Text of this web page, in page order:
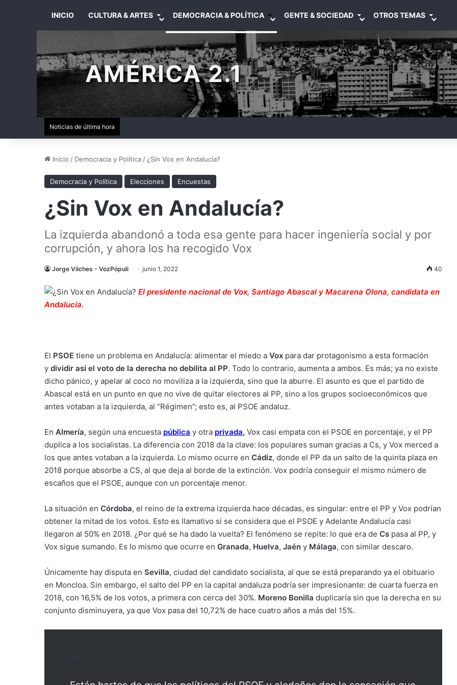
INICIO CULTURA & ARTES DEMOCRACIA & POLÍTICA GENTE & SOCIEDAD OTROS TEMAS
AMÉRICA 2.1
Noticias de última hora
Inicio / Democracia y Política / ¿Sin Vox en Andalucía?
Democracia y Política Elecciones Encuestas
¿Sin Vox en Andalucía?
La izquierda abandonó a toda esa gente para hacer ingeniería social y por
corrupción, y ahora los ha recogido Vox
Jorge Vilches - VozPópuli junio 1, 2022 40
El presidente nacional de Vox, Santiago Abascal y Macarena Olona, candidata en
Andalucía.
El PSOE tiene un problema en Andalucía: alimentar el miedo a Vox para dar protagonismo a esta formación
y dividir así el voto de la derecha no debilita al PP. Todo lo contrario, aumenta a ambos. Es más; ya no existe
dicho pánico, y apelar al coco no moviliza a la izquierda, sino que la aburre. El asunto es que el partido de
Abascal está en un punto en que no vive de quitar electores al PP, sino a los grupos socioeconómicos que
antes votaban a la izquierda, al “Régimen”; esto es, al PSOE andaluz.
En Almería, según una encuesta pública y otra privada, Vox casi empata con el PSOE en porcentaje, y el PP
duplica a los socialistas. La diferencia con 2018 da la clave: los populares suman gracias a Cs, y Vox merced a
los que antes votaban a la izquierda. Lo mismo ocurre en Cádiz, donde el PP da un salto de la quinta plaza en
2018 porque absorbe a CS, al que deja al borde de la extinción. Vox podría conseguir el mismo número de
escaños que el PSOE, aunque con un porcentaje menor.
La situación en Córdoba, el reino de la extrema izquierda hace décadas, es singular: entre el PP y Vox podrían
obtener la mitad de los votos. Esto es llamativo si se considera que el PSOE y Adelante Andalucía casi
llegaron al 50% en 2018. ¿Por qué se ha dado la vuelta? El fenómeno se repite: lo que era de Cs pasa al PP, y
Vox sigue sumando. Es lo mismo que ocurre en Granada, Huelva, Jaén y Málaga, con similar descaro.
Únicamente hay disputa en Sevilla, ciudad del candidato socialista, al que se está preparando ya el obituario
en Moncloa. Sin embargo, el salto del PP en la capital andaluza podría ser impresionante: de cuarta fuerza en
2018, con 16,5% de los votos, a primera con cerca del 30%. Moreno Bonilla duplicaría sin que la derecha en su
conjunto disminuyera, ya que Vox pasa del 10,72% de hace cuatro años a más del 15%.